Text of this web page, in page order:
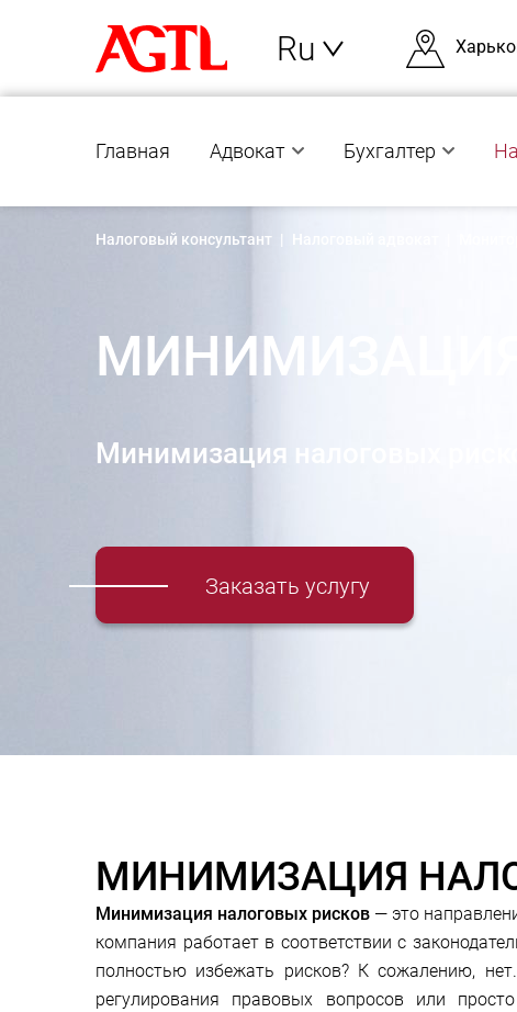
Ru
Главная Адвокат Бухгалтер
Налоговый консультант | Налоговый адвокат
Минимизация налоговых
Заказать услугу
МИНИМИЗАЦИЯ
Минимизация налоговых рисков — это
компания работает в соответствии с
полностью избежать рисков? К сожалению,
регулирования правовых вопросов или